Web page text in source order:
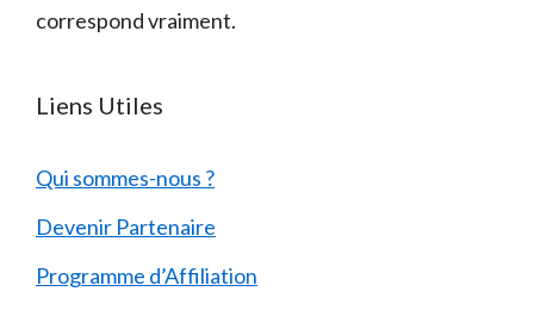
correspond vraiment.
Liens Utiles
Qui sommes-nous ?
Devenir Partenaire
Programme d’Affiliation